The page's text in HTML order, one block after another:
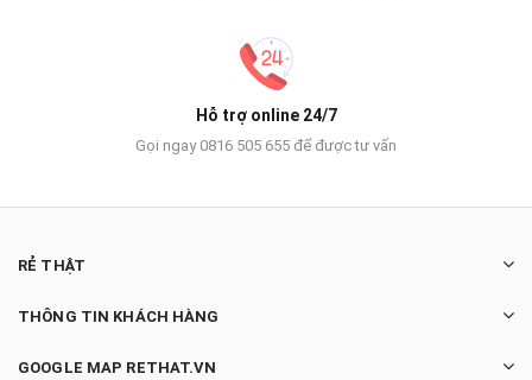
Hỗ trợ online 24/7
Gọi ngay 0816 505 655 để được tư vấn
RẺ THẬT
THÔNG TIN KHÁCH HÀNG
GOOGLE MAP RETHAT.VN